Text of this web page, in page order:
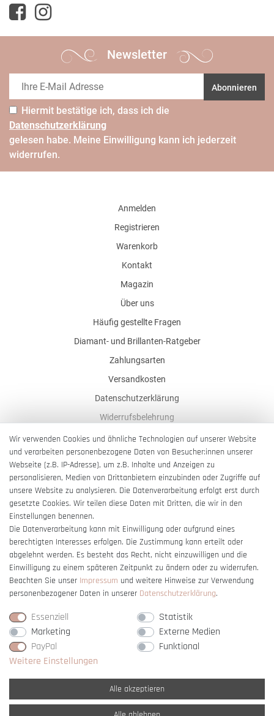
Newsletter
Abonnieren
Hiermit bestätige ich, dass ich die
Daten­schutz­erklärung
gelesen habe. Meine Einwilligung kann ich jederzeit
widerrufen.
Anmelden
Registrieren
Warenkorb
Kontakt
Magazin
Über uns
Häufig gestellte Fragen
Diamant- und Brillanten-Ratgeber
Zahlungsarten
Versandkosten
Datenschutzerklärung
Widerrufsbelehrung
AGB
Impressum
Barrierefreiheitserklärung
Vertrag widerrufen
Wir verwenden Cookies und ähnliche Technologien auf unserer Website
und verarbeiten personenbezogene Daten von Besucher:innen unserer
Webseite (z.B. IP-Adresse), um z.B. Inhalte und Anzeigen zu
personalisieren, Medien von Drittanbietern einzubinden oder Zugriffe auf
unsere Website zu analysieren. Die Datenverarbeitung erfolgt erst durch
gesetzte Cookies. Wir teilen diese Daten mit Dritten, die wir in den
Einstellungen benennen.
Die Datenverarbeitung kann mit Einwilligung oder aufgrund eines
berechtigten Interesses erfolgen. Die Zustimmung kann erteilt oder
abgelehnt werden. Es besteht das Recht, nicht einzuwilligen und die
Einwilligung zu einem späteren Zeitpunkt zu ändern oder zu widerrufen.
Beachten Sie unser Impressum und weitere Hinweise zur Verwendung
personenbezogener Daten in unserer Daten­schutz­erklärung.
Essenziell
Statistik
Marketing
Externe Medien
PayPal
Funktional
Weitere Einstellungen
Alle akzeptieren